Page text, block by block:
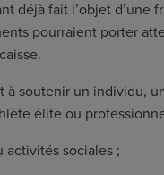
déjà fait l’objet d’une
pourraient porter
à soutenir un individu,
élite ou
activités sociales ;